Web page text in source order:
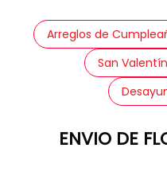
Arreglos de
San Valentín
ENVIO DE